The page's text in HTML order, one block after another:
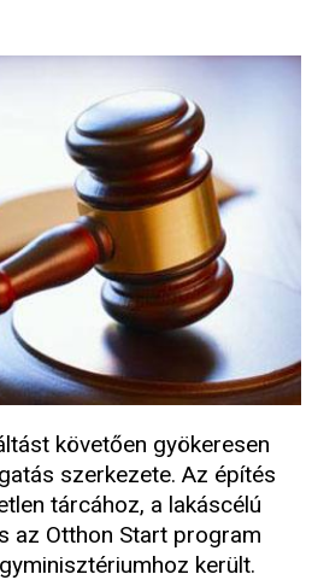
követően gyökeresen
szerkezete. Az építés
tárcához, a lakáscélú
az Otthon Start program
került.